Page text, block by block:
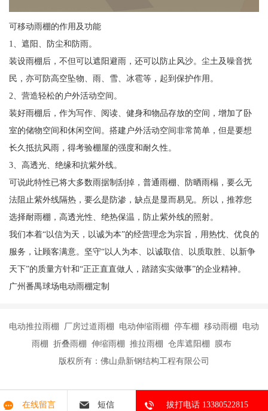
可移动雨棚的作用及功能
1、遮阳、防尘和防雨。
装设雨棚后，不但可以遮阳避雨，还可以防止风沙。尘土及噪音扰
民，亦可防高空坠物、雨、雪、冰雹等，起到保护作用。
2、营造轻松的户外活动空间。
装好雨棚后，作为写作、阅读、健身和物品存放的空间，增加了卧
室的储物空间和休闲空间。搭建户外活动空间非常简单，但是要想
长久抵抗风雨，得考验棚屋的强度和耐久性。
3、高透光、绝缘和抗紫外线。
可说此特性已将大多数雨据制刮掉，普通雨棚、防晒雨榻，要么无
法阻止紫外线隔热，要么是防渗，缺点是显而易见。所以，推荐您
选择耐雨棚，高透光性、绝热保温，防止紫外线的照射。
我们本着“以信为天，以诚为本”的经营理念为宗旨，用热忱、优良的
服务，让顾客满意。坚守“以人为本、以诚取信、以质取胜、以新争
天下”的质量方针和“正正直直做人，踏踏实实做事”的企业精神。
广州番禺球场电动雨棚定制
电动推拉雨棚 厂房过道雨棚 电动伸缩雨棚 停车棚 移动雨棚 电动
雨棚 折叠雨棚 伸缩雨棚 推拉雨棚 仓库遮阳棚 膜布
版权所有：佛山鼎新钢结构工程有限公司
在线留言 短信 拔打电话 13380522815